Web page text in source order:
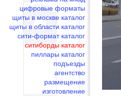
цифровые форматы
щиты в москве каталог
щиты в области каталог
сити-формат каталог
ситиборды каталог
пиллары каталог
подъезды
агентство
размещение
изготовление